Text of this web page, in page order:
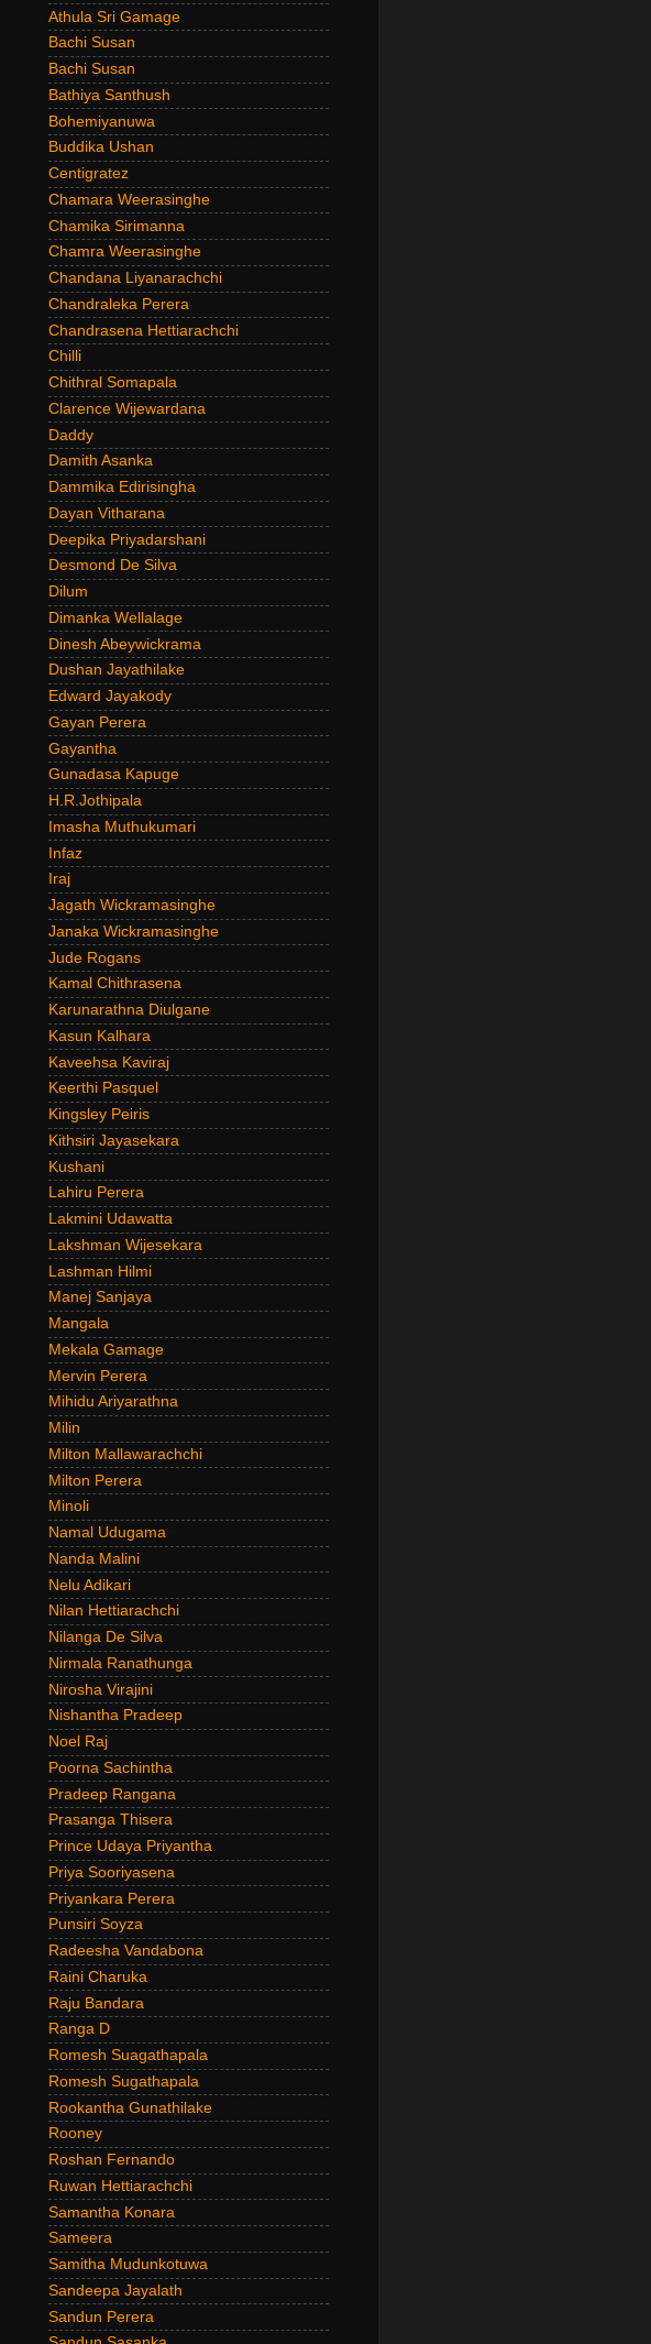
Athula Sri Gamage
Bachi Susan
Bachi Susan
Bathiya Santhush
Bohemiyanuwa
Buddika Ushan
Centigratez
Chamara Weerasinghe
Chamika Sirimanna
Chamra Weerasinghe
Chandana Liyanarachchi
Chandraleka Perera
Chandrasena Hettiarachchi
Chilli
Chithral Somapala
Clarence Wijewardana
Daddy
Damith Asanka
Dammika Edirisingha
Dayan Vitharana
Deepika Priyadarshani
Desmond De Silva
Dilum
Dimanka Wellalage
Dinesh Abeywickrama
Dushan Jayathilake
Edward Jayakody
Gayan Perera
Gayantha
Gunadasa Kapuge
H.R.Jothipala
Imasha Muthukumari
Infaz
Iraj
Jagath Wickramasinghe
Janaka Wickramasinghe
Jude Rogans
Kamal Chithrasena
Karunarathna Diulgane
Kasun Kalhara
Kaveehsa Kaviraj
Keerthi Pasquel
Kingsley Peiris
Kithsiri Jayasekara
Kushani
Lahiru Perera
Lakmini Udawatta
Lakshman Wijesekara
Lashman Hilmi
Manej Sanjaya
Mangala
Mekala Gamage
Mervin Perera
Mihidu Ariyarathna
Milin
Milton Mallawarachchi
Milton Perera
Minoli
Namal Udugama
Nanda Malini
Nelu Adikari
Nilan Hettiarachchi
Nilanga De Silva
Nirmala Ranathunga
Nirosha Virajini
Nishantha Pradeep
Noel Raj
Poorna Sachintha
Pradeep Rangana
Prasanga Thisera
Prince Udaya Priyantha
Priya Sooriyasena
Priyankara Perera
Punsiri Soyza
Radeesha Vandabona
Raini Charuka
Raju Bandara
Ranga D
Romesh Suagathapala
Romesh Sugathapala
Rookantha Gunathilake
Rooney
Roshan Fernando
Ruwan Hettiarachchi
Samantha Konara
Sameera
Samitha Mudunkotuwa
Sandeepa Jayalath
Sandun Perera